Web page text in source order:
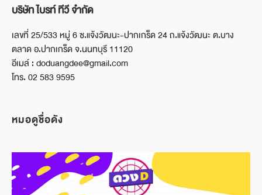
บริษัท ไบรท์ ทีวี จำกัด
เลขที่ 25/533 หมู่ 6 ซ.แจ้งวัฒนะ-ปากเกร็ด 24 ถ.แจ้งวัฒนะ ต.บาง
ตลาด อ.ปากเกร็ด จ.นนทบุรี 11120
อีเมล์ : doduangdee@gmail.com
โทร. 02 583 9595
หมอดูชื่อดัง